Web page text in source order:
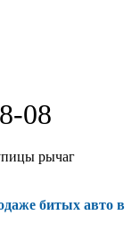
08
рычаг
битых авто в